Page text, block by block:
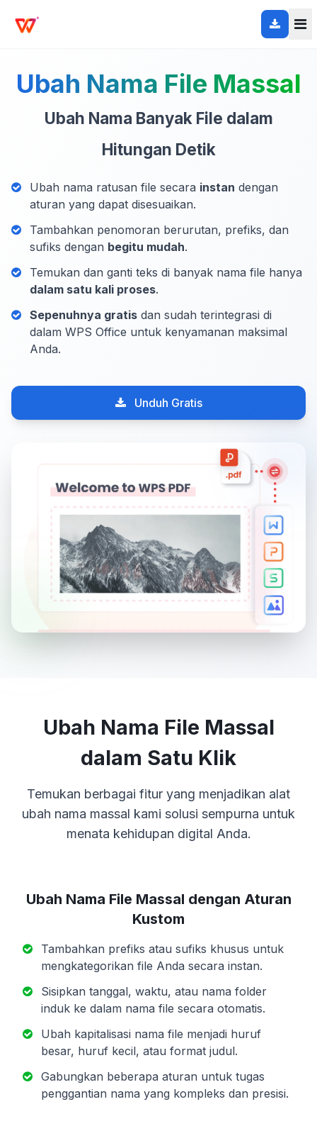
Ubah Nama File Massal
Ubah Nama Banyak File dalam
Hitungan Detik
Ubah nama ratusan file secara instan dengan
aturan yang dapat disesuaikan.
Tambahkan penomoran berurutan, prefiks, dan
sufiks dengan begitu mudah.
Temukan dan ganti teks di banyak nama file hanya
dalam satu kali proses.
Sepenuhnya gratis dan sudah terintegrasi di
dalam WPS Office untuk kenyamanan maksimal
Anda.
Unduh Gratis
Ubah Nama File Massal
dalam Satu Klik
Temukan berbagai fitur yang menjadikan alat
ubah nama massal kami solusi sempurna untuk
menata kehidupan digital Anda.
Ubah Nama File Massal dengan Aturan
Kustom
Tambahkan prefiks atau sufiks khusus untuk
mengkategorikan file Anda secara instan.
Sisipkan tanggal, waktu, atau nama folder
induk ke dalam nama file secara otomatis.
Ubah kapitalisasi nama file menjadi huruf
besar, huruf kecil, atau format judul.
Gabungkan beberapa aturan untuk tugas
penggantian nama yang kompleks dan presisi.